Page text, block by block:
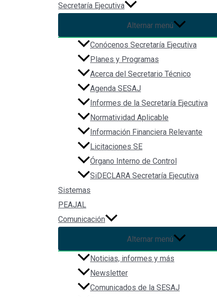
Secretaría Ejecutiva
Alternar menú
Conócenos Secretaría Ejecutiva
Planes y Programas
Acerca del Secretario Técnico
Agenda SESAJ
Informes de la Secretaría Ejecutiva
Normatividad Aplicable
Información Financiera Relevante
Licitaciones SE
Órgano Interno de Control
SiDECLARA Secretaría Ejecutiva
Sistemas
PEAJAL
Comunicación
Alternar menú
Noticias, informes y más
Newsletter
Comunicados de la SESAJ
Redes Sociales